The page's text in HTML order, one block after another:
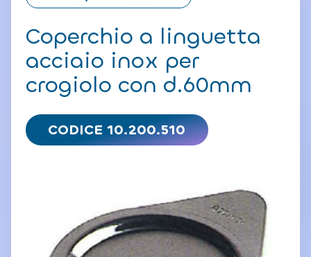
Coperchio a linguetta
acciaio inox per
crogiolo con d.60mm
CODICE 10.200.510